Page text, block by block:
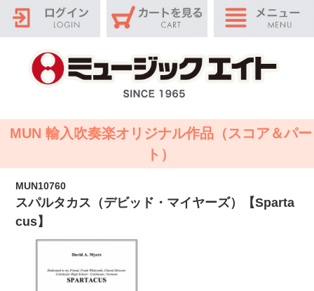
MUN 輸入吹奏楽オリジナル作品（スコア＆パー
ト）
MUN10760
スパルタカス（デビッド・マイヤーズ）【Sparta
cus】